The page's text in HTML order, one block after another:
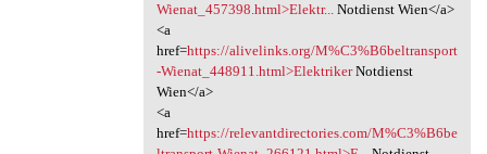
Wienat_457398.html>Elektr...Notdienst Wien</a>
<a
href=https://alivelinks.org/M%C3%B6beltransport
-Wienat_448911.html>ElektrikerNotdienst
Wien</a>
<a
href=https://relevantdirectories.com/M%C3%B6be